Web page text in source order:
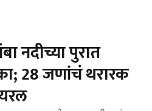
नदीच्या पुरात
28 जणांचं थरारक